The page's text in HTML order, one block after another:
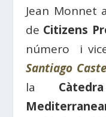
Jean Monnet
de Citizens
número i
Santiago
la